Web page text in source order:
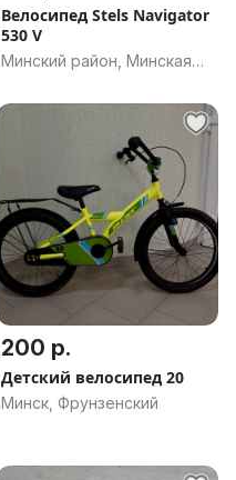
Велосипед Stels Navigator
530 V
Минский район, Минская
200 р.
Детский велосипед 20
Минск, Фрунзенский